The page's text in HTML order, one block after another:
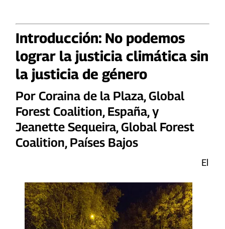
Introducción: No podemos
lograr la justicia climática sin
la justicia de género
Por Coraina de la Plaza, Global
Forest Coalition, España, y
Jeanette Sequeira, Global Forest
Coalition, Países Bajos
El